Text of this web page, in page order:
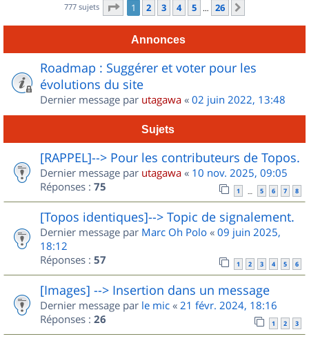
777 sujets Page 1sur
1 2 3 4 5 … 26
Annonces
Roadmap : Suggérer et voter pour les
évolutions du site
Dernier message par utagawa « 02 juin 2022, 13:48
Sujets
[RAPPEL]--> Pour les contributeurs de Topos.
Dernier message par utagawa « 10 nov. 2025, 09:05
Réponses : 75 1 … 5 6 7 8
[Topos identiques]--> Topic de signalement.
Dernier message par Marc Oh Polo « 09 juin 2025,
18:12
Réponses : 57 1 2 3 4 5 6
[Images] --> Insertion dans un message
Dernier message par le mic « 21 févr. 2024, 18:16
Réponses : 26 1 2 3